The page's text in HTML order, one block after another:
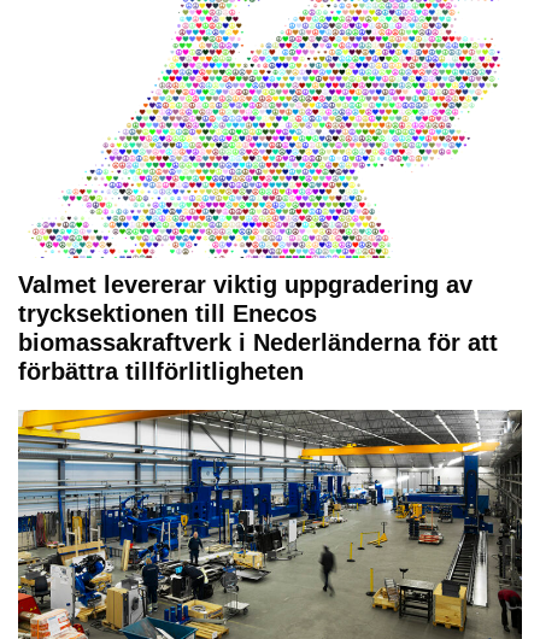
Valmet levererar viktig uppgradering av
trycksektionen till Enecos
biomassakraftverk i Nederländerna för att
förbättra tillförlitligheten